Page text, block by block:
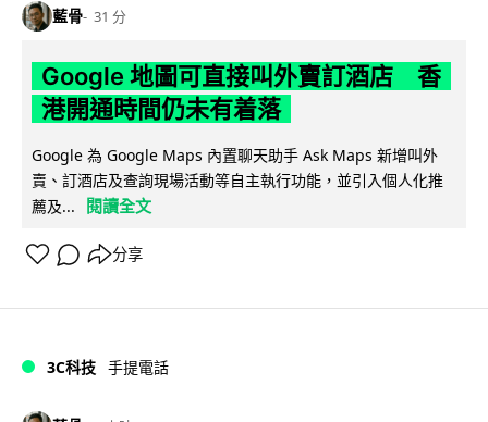
藍骨 31 分
Google 地圖可直接叫外賣訂酒店 香
港開通時間仍未有着落
Google 為 Google Maps 內置聊天助手 Ask Maps 新增叫外
賣、訂酒店及查詢現場活動等自主執行功能，並引入個人化推
薦及...
閱讀全文
分享
3C科技 手提電話